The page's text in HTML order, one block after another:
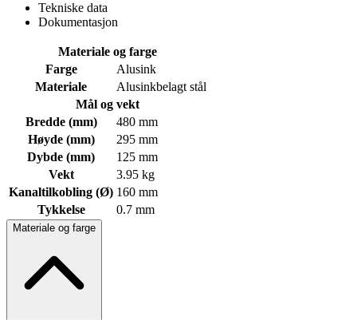
Tekniske data
Dokumentasjon
Materiale og farge
Farge
Alusink
Materiale
Alusinkbelagt stål
Mål og vekt
Bredde (mm)
480 mm
Høyde (mm)
295 mm
Dybde (mm)
125 mm
Vekt
3.95 kg
Kanaltilkobling (Ø) 160 mm
Tykkelse
0.7 mm
Materiale og farge